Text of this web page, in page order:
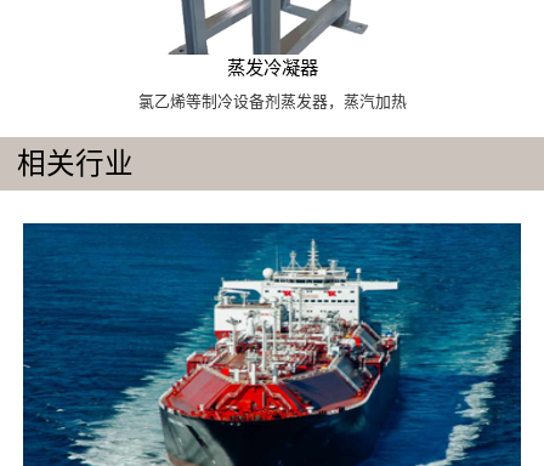
蒸发冷凝器
氯乙烯等制冷设备剂蒸发器，蒸汽加热
相关行业